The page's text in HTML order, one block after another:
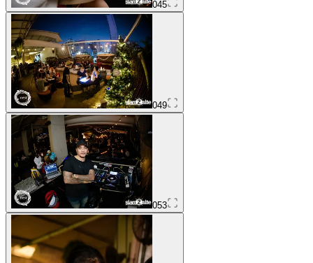
045
049
053